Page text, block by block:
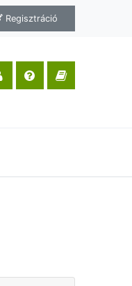
Regisztráció